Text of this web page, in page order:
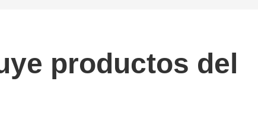
productos del